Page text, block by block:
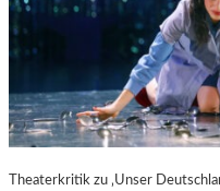
Theaterkritik zu ‚Unser